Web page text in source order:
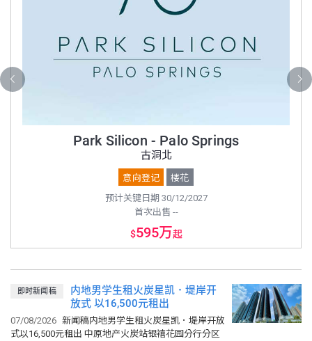
Park Silicon - Palo Springs
古洞北
意向登记
楼花
预计关键日期 30/12/2027
首次出售 --
$595万起
即时新闻稿
内地男学生租火炭星凯．堤岸开
放式 以16,500元租出
07/08/2026 新闻稿内地男学生租火炭星凯．堤岸开放
式以16,500元租出 中原地产火炭站银禧花园分行分区